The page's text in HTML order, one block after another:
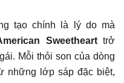
tạo chính là lý do mà
Sweethearttrở
Mỗi thỏi son của dòng
những lớp sáp đặc biệt,